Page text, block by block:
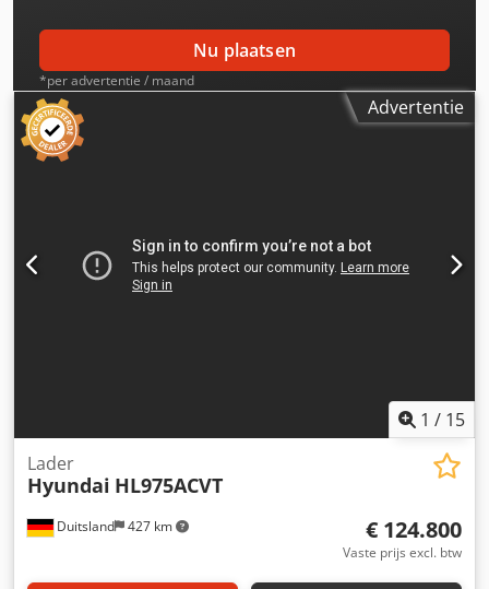
Nu plaatsen
*per advertentie / maand
Advertentie
1 / 15
Duitsland 427 km
Lader
Hyundai HL975ACVT
€ 124.800
Vaste prijs excl. btw